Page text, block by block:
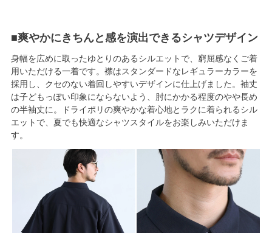
■爽やかにきちんと感を演出できるシャツデザイン
身幅を広めに取ったゆとりのあるシルエットで、窮屈感なくご着
用いただける一着です。襟はスタンダードなレギュラーカラーを
採用し、クセのない着回しやすいデザインに仕上げました。袖丈
は子どもっぽい印象にならないよう、肘にかかる程度のやや長め
の半袖丈に。ドライポリの爽やかな着心地とラクに着られるシル
エットで、夏でも快適なシャツスタイルをお楽しみいただけま
す。